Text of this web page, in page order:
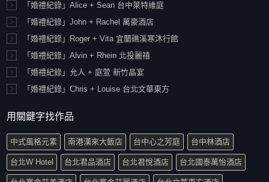
「婚禮紀錄」Alice + Sean 台中萊特維庭
「婚禮紀錄」John + Rachel 萬豪酒店
「婚禮紀錄」Roger + Vita 宜蘭礁溪寒沐行館
「婚禮紀錄」Alvin + Rhein 北投麗禧
「婚禮紀錄」允人 + 庭萱 新竹晶宴
「婚禮紀錄」Chris + Louise 台北文華東方
用關鍵字找作品
中式風格元素 南港漢來大飯店 台中心之芳庭 台中林酒店
台北W Hotel 台北君品酒店 台北君悅酒店 台北國泰萬怡酒店